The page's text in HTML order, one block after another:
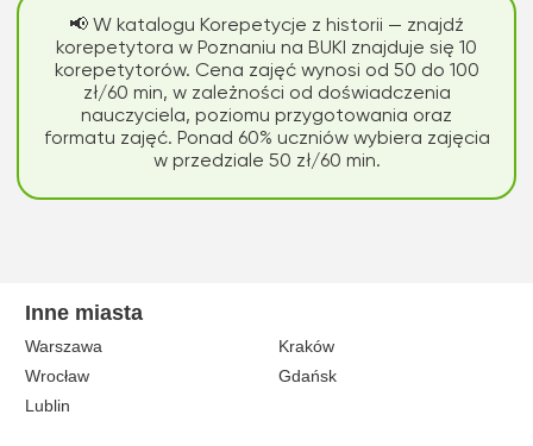
📢 W katalogu Korepetycje z historii — znajdź
korepetytora w Poznaniu na BUKI znajduje się 10
korepetytorów. Cena zajęć wynosi od 50 do 100
zł/60 min, w zależności od doświadczenia
nauczyciela, poziomu przygotowania oraz
formatu zajęć. Ponad 60% uczniów wybiera zajęcia
w przedziale 50 zł/60 min.
Inne miasta
Warszawa
Kraków
Wrocław
Gdańsk
Lublin